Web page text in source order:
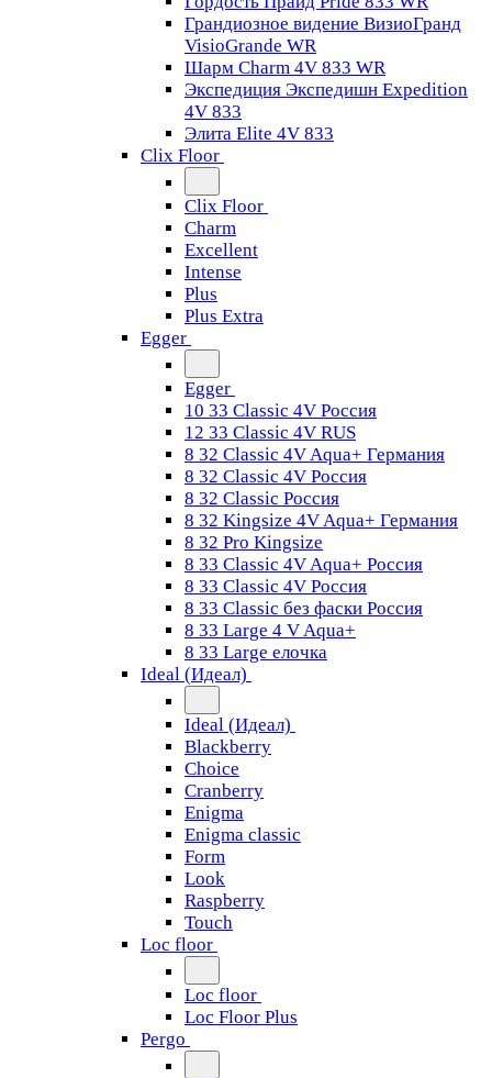
Грандиозное видение ВизиоГранд
VisioGrande WR
Шарм Charm 4V 833 WR
Экспедиция Экспедишн Expedition
4V 833
Элита Elite 4V 833
Clix Floor
Clix Floor
Charm
Excellent
Intense
Plus
Plus Extra
Egger
Egger
10 33 Classic 4V Россия
12 33 Classic 4V RUS
8 32 Classic 4V Aqua+ Германия
8 32 Classic 4V Россия
8 32 Classic Россия
8 32 Kingsize 4V Aqua+ Германия
8 32 Pro Kingsize
8 33 Classic 4V Aqua+ Россия
8 33 Classic 4V Россия
8 33 Classic без фаски Россия
8 33 Large 4 V Aqua+
8 33 Large елочка
Ideal (Идеал)
Ideal (Идеал)
Blackberry
Choice
Cranberry
Enigma
Enigma classic
Form
Look
Raspberry
Touch
Loc floor
Loc floor
Loc Floor Plus
Pergo